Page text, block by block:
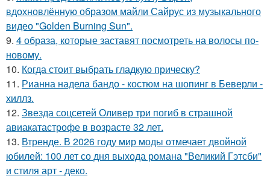
вдохновлённую образом майли Сайрус из музыкального
видео "Golden Burning Sun".
9. 4 образа, которые заставят посмотреть на волосы по-
новому.
10. Когда стоит выбрать гладкую прическу?
11. Рианна надела бандо - костюм на шопинг в Беверли -
хиллз.
12. Звезда соцсетей Оливер три погиб в страшной
авиакатастрофе в возрасте 32 лет.
13. Втренде. В 2026 году мир моды отмечает двойной
юбилей: 100 лет со дня выхода романа "Великий Гэтсби"
и стиля арт - деко.